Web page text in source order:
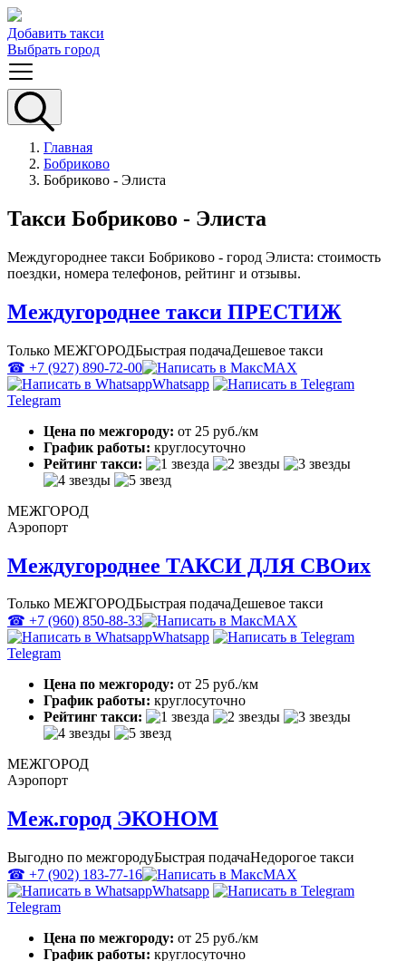
Добавить такси
Выбрать город
Главная
Бобриково
Бобриково - Элиста
Такси Бобриково - Элиста
Междугороднее такси Бобриково - город Элиста: стоимость
поездки, номера телефонов, рейтинг и отзывы.
Междугороднее такси ПРЕСТИЖ
Только МЕЖГОРОДБыстрая подачаДешевое такси
☎ +7 (927) 890-72-00
MAX
Whatsapp
Telegram
Цена по межгороду: от 25 руб./км
График работы: круглосуточно
Рейтинг такси:
МЕЖГОРОД
Аэропорт
Междугороднее ТАКСИ ДЛЯ СВОих
Только МЕЖГОРОДБыстрая подачаДешевое такси
☎ +7 (960) 850-88-33
MAX
Whatsapp
Telegram
Цена по межгороду: от 25 руб./км
График работы: круглосуточно
Рейтинг такси:
МЕЖГОРОД
Аэропорт
Меж.город ЭКОНОМ
Выгодно по межгородуБыстрая подачаНедорогое такси
☎ +7 (902) 183-77-16
MAX
Whatsapp
Telegram
Цена по межгороду: от 25 руб./км
График работы: круглосуточно